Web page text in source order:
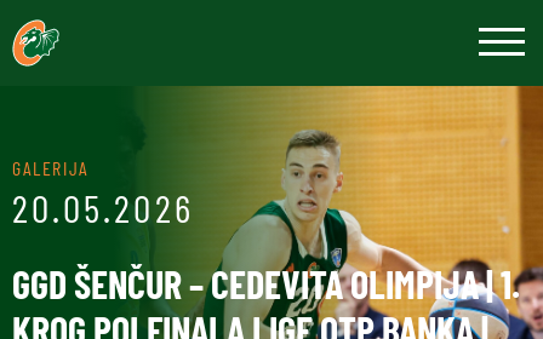
GALERIJA
20.05.2026
GGD ŠENČUR – CEDEVITA OLIMPIJA | 1.
KROG POLFINALA LIGE OTP BANKA |